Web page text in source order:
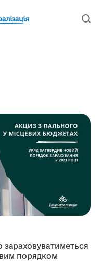
зараховуватиметься
порядком